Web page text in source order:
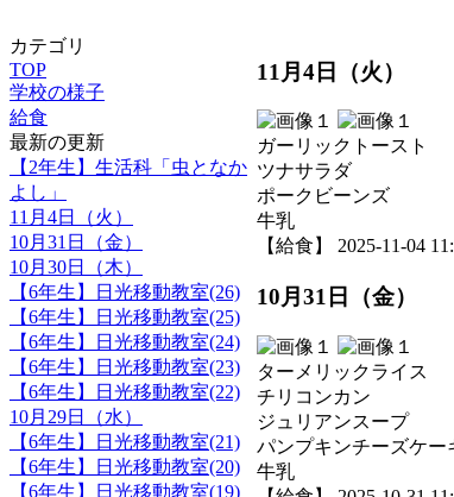
カテゴリ
TOP
学校の様子
給食
最新の更新
【2年生】生活科「虫となか
よし」
11月4日（火）
10月31日（金）
10月30日（木）
【6年生】日光移動教室(26)
【6年生】日光移動教室(25)
【6年生】日光移動教室(24)
【6年生】日光移動教室(23)
【6年生】日光移動教室(22)
10月29日（水）
【6年生】日光移動教室(21)
【6年生】日光移動教室(20)
【6年生】日光移動教室(19)
11月4日（火）
ガーリックトースト
ツナサラダ
ポークビーンズ
牛乳
【給食】 2025-11-04
10月31日（金）
ターメリックライス
チリコンカン
ジュリアンスープ
パンプキンチーズケー
牛乳